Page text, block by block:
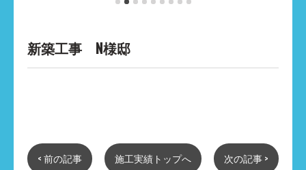
新築工事 N様邸
< 前の記事 施工実績トップへ 次の記事 >